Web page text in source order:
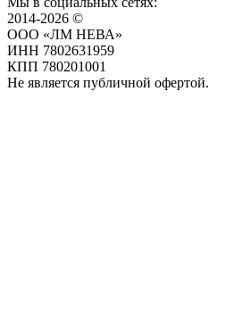
2014-2026 ©
ООО «ЛМ НЕВА»
ИНН 7802631959
КПП 780201001
Не является публичной офертой.